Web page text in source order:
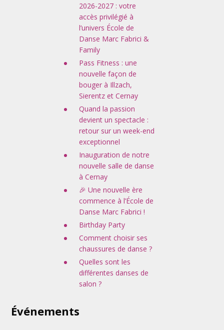
2026-2027 : votre
accès privilégié à
l’univers École de
Danse Marc Fabrici &
Family
Pass Fitness : une
nouvelle façon de
bouger à Illzach,
Sierentz et Cernay
Quand la passion
devient un spectacle :
retour sur un week-end
exceptionnel
Inauguration de notre
nouvelle salle de danse
à Cernay
🎉 Une nouvelle ère
commence à l’École de
Danse Marc Fabrici !
Birthday Party
Comment choisir ses
chaussures de danse ?
Quelles sont les
différentes danses de
salon ?
Événements